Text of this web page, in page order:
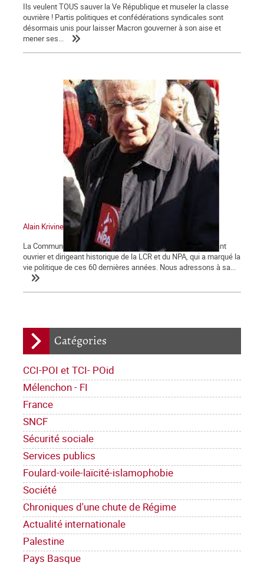
Catégories
CCI-POI et TCI- POid
Mélenchon - FI
France
SNCF
Sécurité sociale
Services publics
Foulard-voile-laïcité-islamophobie
Société
Chroniques d'une chute de Régime
Actualité internationale
Palestine
Pays Basque
Ils veulent TOUS sauver la Ve République et museler la classe
ouvrière ! Partis politiques et confédérations syndicales sont
désormais unis pour laisser Macron gouverner à son aise et
mener ses...
Alain Krivine
La Commune tient à saluer la mémoire d'Alain Krivine, militant
ouvrier et dirigeant historique de la LCR et du NPA, qui a marqué la
vie politique de ces 60 dernières années. Nous adressons à sa...